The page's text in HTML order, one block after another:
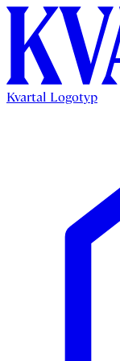
Kvartal Logotyp